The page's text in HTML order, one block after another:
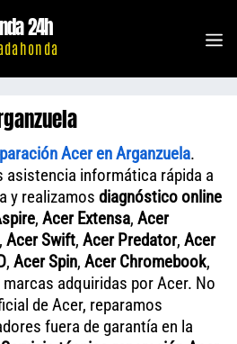
24h
Acer en Arganzuela.
asistencia informática rápida a
y realizamos diagnóstico online
, Acer Extensa, Acer
, Acer Swift, Acer Predator, Acer
, Acer Spin, Acer Chromebook,
marcas adquiridas por Acer. No
de Acer, reparamos
fuera de garantía en la